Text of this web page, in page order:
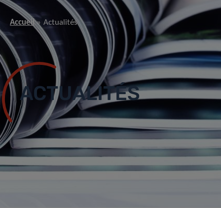
Accueil Actualités
ACTUALITÉS